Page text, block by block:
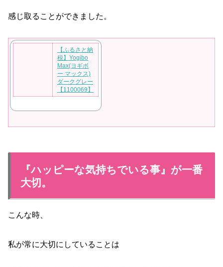
感じ取ることができました。
【ふるさと納
税】Yogibo
Max(ヨギボ
ー マックス)
ダークグレー
【1100069】
『ハッピーな気持ちでいる事』が一番
大切。
こんな時、
私が常に大切にしていることは